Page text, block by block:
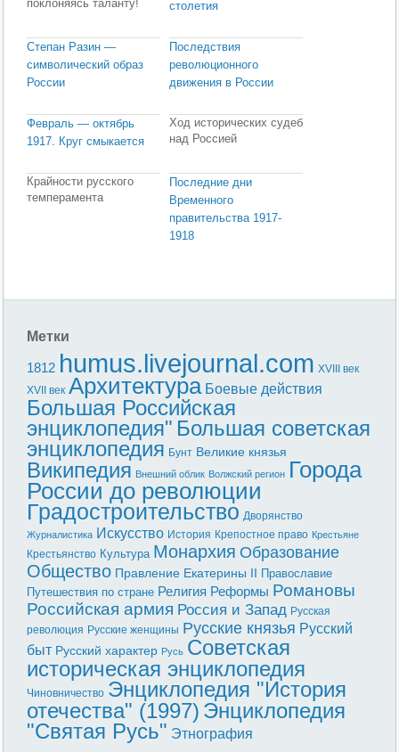
поклоняясь таланту!
столетия
Степан Разин —
символический образ
России
Последствия
революционного
движения в России
Февраль — октябрь
1917. Круг смыкается
Ход исторических судеб
над Россией
Крайности русского
темперамента
Последние дни
Временного
правительства 1917-
1918
Метки
1812 humus.livejournal.com XVIII век
XVII век Архитектура Боевые действия
Большая Российская
энциклопедия" Большая советская
энциклопедия Бунт Великие князья
Википедия Внешний облик Волжский регион Города
России до революции
Градостроительство Дворянство
Журналистика Искусство История Крепостное право Крестьяне
Крестьянство Культура Монархия Образование
Общество Правление Екатерины II Православие
Путешествия по стране Религия Реформы Романовы
Российская армия Россия и Запад Русская
революция Русские женщины Русские князья Русский
быт Русский характер Русь Советская
историческая энциклопедия
Чиновничество Энциклопедия "История
отечества" (1997) Энциклопедия
"Святая Русь" Этнография